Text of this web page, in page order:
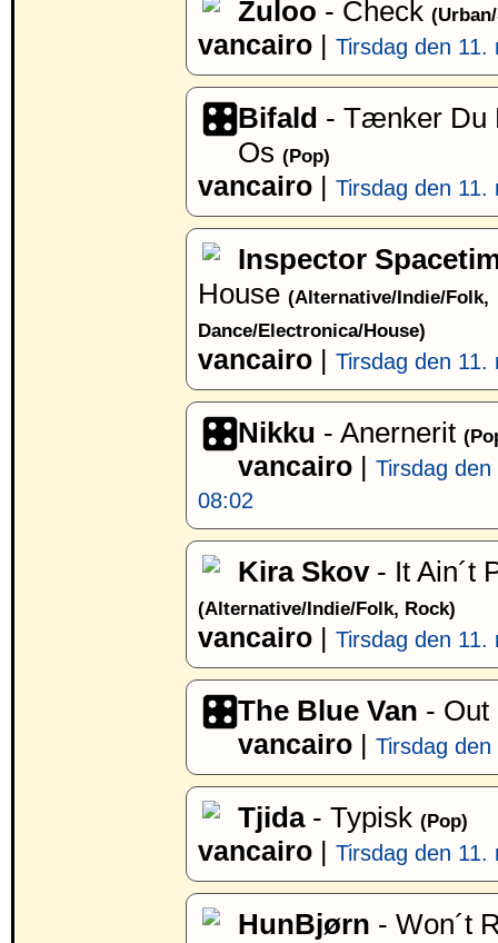
Zuloo - Check
vancairo | Tirsdag den 11.
Bifald - Tænker Du
Os (Pop)
vancairo | Tirsdag den 11.
Inspector
House (Alternative/Indie/Folk,
Dance/Electronica/House)
vancairo | Tirsdag den 11.
Nikku - Anernerit
vancairo | Tirsdag
08:02
Kira Skov- It Ain´t
(Alternative/Indie/Folk, Rock)
vancairo | Tirsdag den 11.
The Blue Van -
vancairo | Tirsdag
Tjida- Typisk (Pop)
vancairo | Tirsdag den 11.
HunBjørn - Won´t